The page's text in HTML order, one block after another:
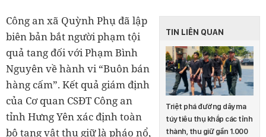
TIN LIÊN QUAN
Triệt phá đường dây ma
túy tiêu thụ khắp các tỉnh
thành, thu giữ gần 1.000
Công an xã Quỳnh Phụ đã lập
biên bản bắt người phạm tội
quả tang đối với Phạm Bình
Nguyên về hành vi “Buôn bán
hàng cấm”. Kết quả giám định
của Cơ quan CSĐT Công an
tỉnh Hưng Yên xác định toàn
bộ tang vật thu giữ là pháo nổ,